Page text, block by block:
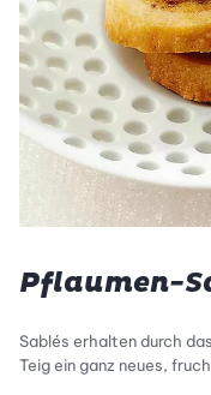
Pflaumen-
Sablés erhalten durch
Teig ein ganz neues,